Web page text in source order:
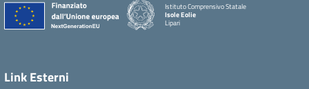
Istituto Comprensivo Statale
Isole Eolie
Lipari
Link Esterni